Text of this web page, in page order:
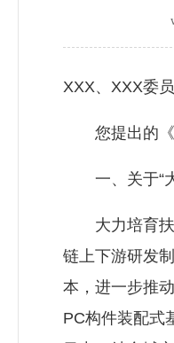
XXX、XXX委员
您提出的《
一、关于“大
大力培育扶
链上下游研发
本，进一步推
PC构件装配式